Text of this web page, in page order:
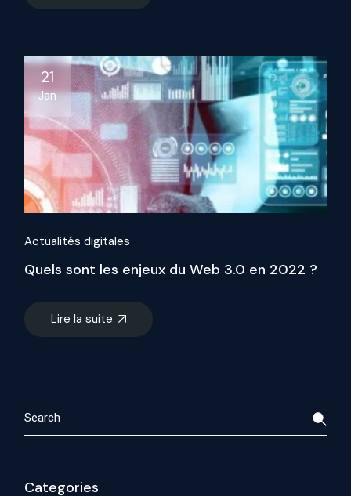
21
Jan
Actualités digitales
Quels sont les enjeux du Web 3.0 en 2022 ?
Lire la suite
Categories